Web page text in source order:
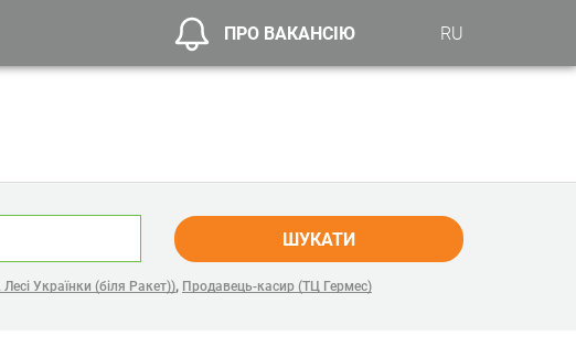
ПРО ВАКАНСІЮ RU
ШУКАТИ
Українки (біля Ракет)), Продавець-касир (ТЦ Гермес)